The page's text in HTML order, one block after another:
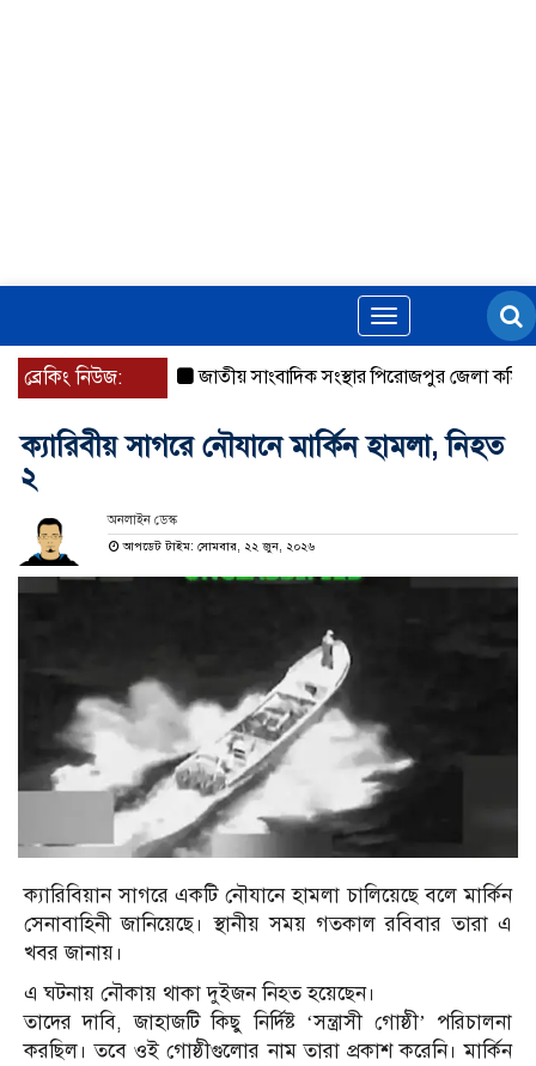
Toggle
navigation
ব্রেকিং নিউজ: জাতীয় সাংবাদিক সংস্থার পিরোজপুর জেলা কমিটি
ক্যারিবীয় সাগরে নৌযানে মার্কিন হামলা, নিহত
২
অনলাইন ডেস্ক
আপডেট টাইম: সোমবার, ২২ জুন, ২০২৬
ক্যারিবিয়ান সাগরে একটি নৌযানে হামলা চালিয়েছে বলে মার্কিন
সেনাবাহিনী জানিয়েছে। স্থানীয় সময় গতকাল রবিবার তারা এ
খবর জানায়।
এ ঘটনায় নৌকায় থাকা দুইজন নিহত হয়েছেন।
তাদের দাবি, জাহাজটি কিছু নির্দিষ্ট ‘সন্ত্রাসী গোষ্ঠী’ পরিচালনা
করছিল। তবে ওই গোষ্ঠীগুলোর নাম তারা প্রকাশ করেনি। মার্কিন